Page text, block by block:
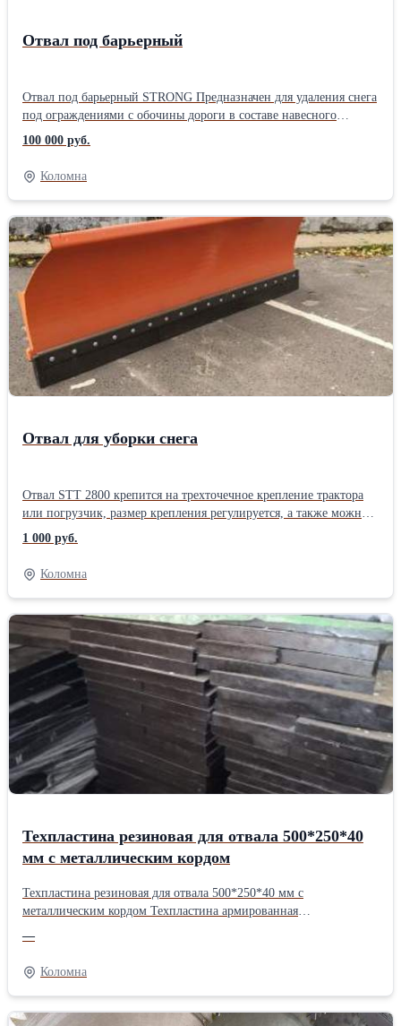
Отвал под барьерный
Отвал под барьерный STRONG Предназначен для удаления снега
под ограждениями с обочины дороги в составе навесного
оборудования колесных тракторов тягового класса 1,4 тс.
(МТЗ-80/82, ЮМЗ-6/62, ЗТМ-60/62, ЛТЗ-60/62АВ). Отвал
снабжен отгибным крылом, которое при наезде на стойку
ограждения поворачивается, огибая стойку и возвращается в
первоначальное положение, таким образом обеспечивается
уборка снега под ограждением при прямолинейном движении
трактора. Мы организуем доставку своей техники и
оборудования в любую точку страны. Доставки товара по
Центральному округу осуществляются машинами нашей
компании. Своим постоянным клиентам мы готовы предложить
различные лизинговые программы, рассрочку и отсрочку
платежа. Мы очень надеемся, что, придя к нам, Вы найдете то,
что Вам необходимо!Производитель: Собственное производство
Состояние: Новое
100 000 руб.
Коломна
Отвал для уборки снега
Отвал STT 2800 крепится на трехточечное крепление трактора
или погрузчик, размер крепления регулируется, а также можно
изготовить пальцы под ваше крепление.
1 000 руб.
Коломна
Техпластина резиновая для отвала 500*250*40
мм с металлическим кордом
Техпластина резиновая для отвала 500*250*40 мм с
металлическим кордом Техпластина армированная
площади пластины; Для щадящего контакта с поверхностью, с
целью сгребания отвалами дорожной и снегоуборочной техники
плотного снега, шуги, наледи, дорожного мусора,
разравнивания мелкой щебени и сыпучего грунта. Техпластина
—
Коломна